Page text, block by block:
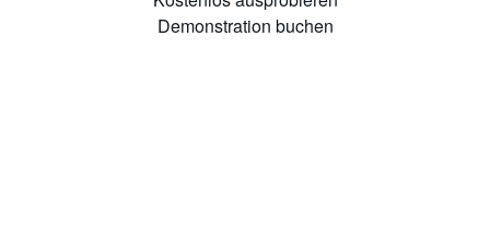
Demonstration buchen